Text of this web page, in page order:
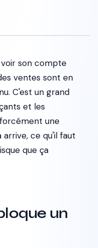
voir son compte
ventes sont en
C'est un grand
et les
une
ce qu'il faut
que ça
un